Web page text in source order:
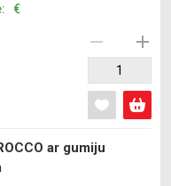
€
ar gumiju